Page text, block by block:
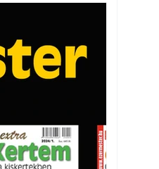
de nem lesz
mint amit a saját
biológiai
h